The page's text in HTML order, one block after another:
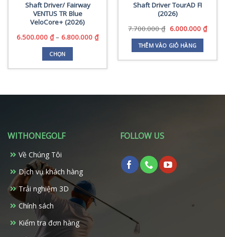
Shaft Driver/ Fairway
VENTUS TR Blue
VeloCore+ (2026)
6.500.000 ₫ – 6.800.000 ₫Khoảng
6.500.000 ₫
đến
CHỌN
có
Các
chọn
có
thể
được
chọn
trang
Shaft Driver TourAD FI
(2026)
7.700.000₫ Giá
là:
7.700.000 ₫.
6.000.000 ₫Giá
THÊM VÀO GIỎ HÀNG
WITHONEGOLF
Về Chúng Tôi
Dịch vụ khách hàng
Trải nghiệm 3D
Chính sách
Kiểm tra đơn hàng
FOLLOW US